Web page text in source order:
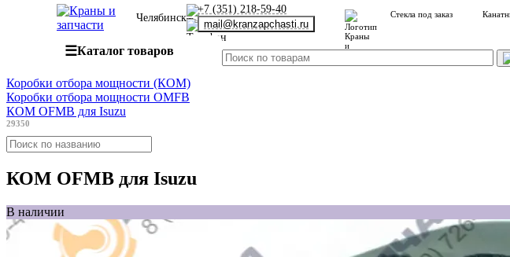
Челябинск
+7 (351) 218-59-40
mail@kranzapchasti.ru
Стекла под заказ
☰Каталог товаров
Коробки отбора мощности (КОМ)
Коробки отбора мощности OMFB
КОМ OFMB для Isuzu
29350
КОМ OFMB для Isuzu
В наличии